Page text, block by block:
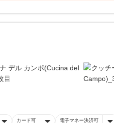
カード可 電子マネー決済可